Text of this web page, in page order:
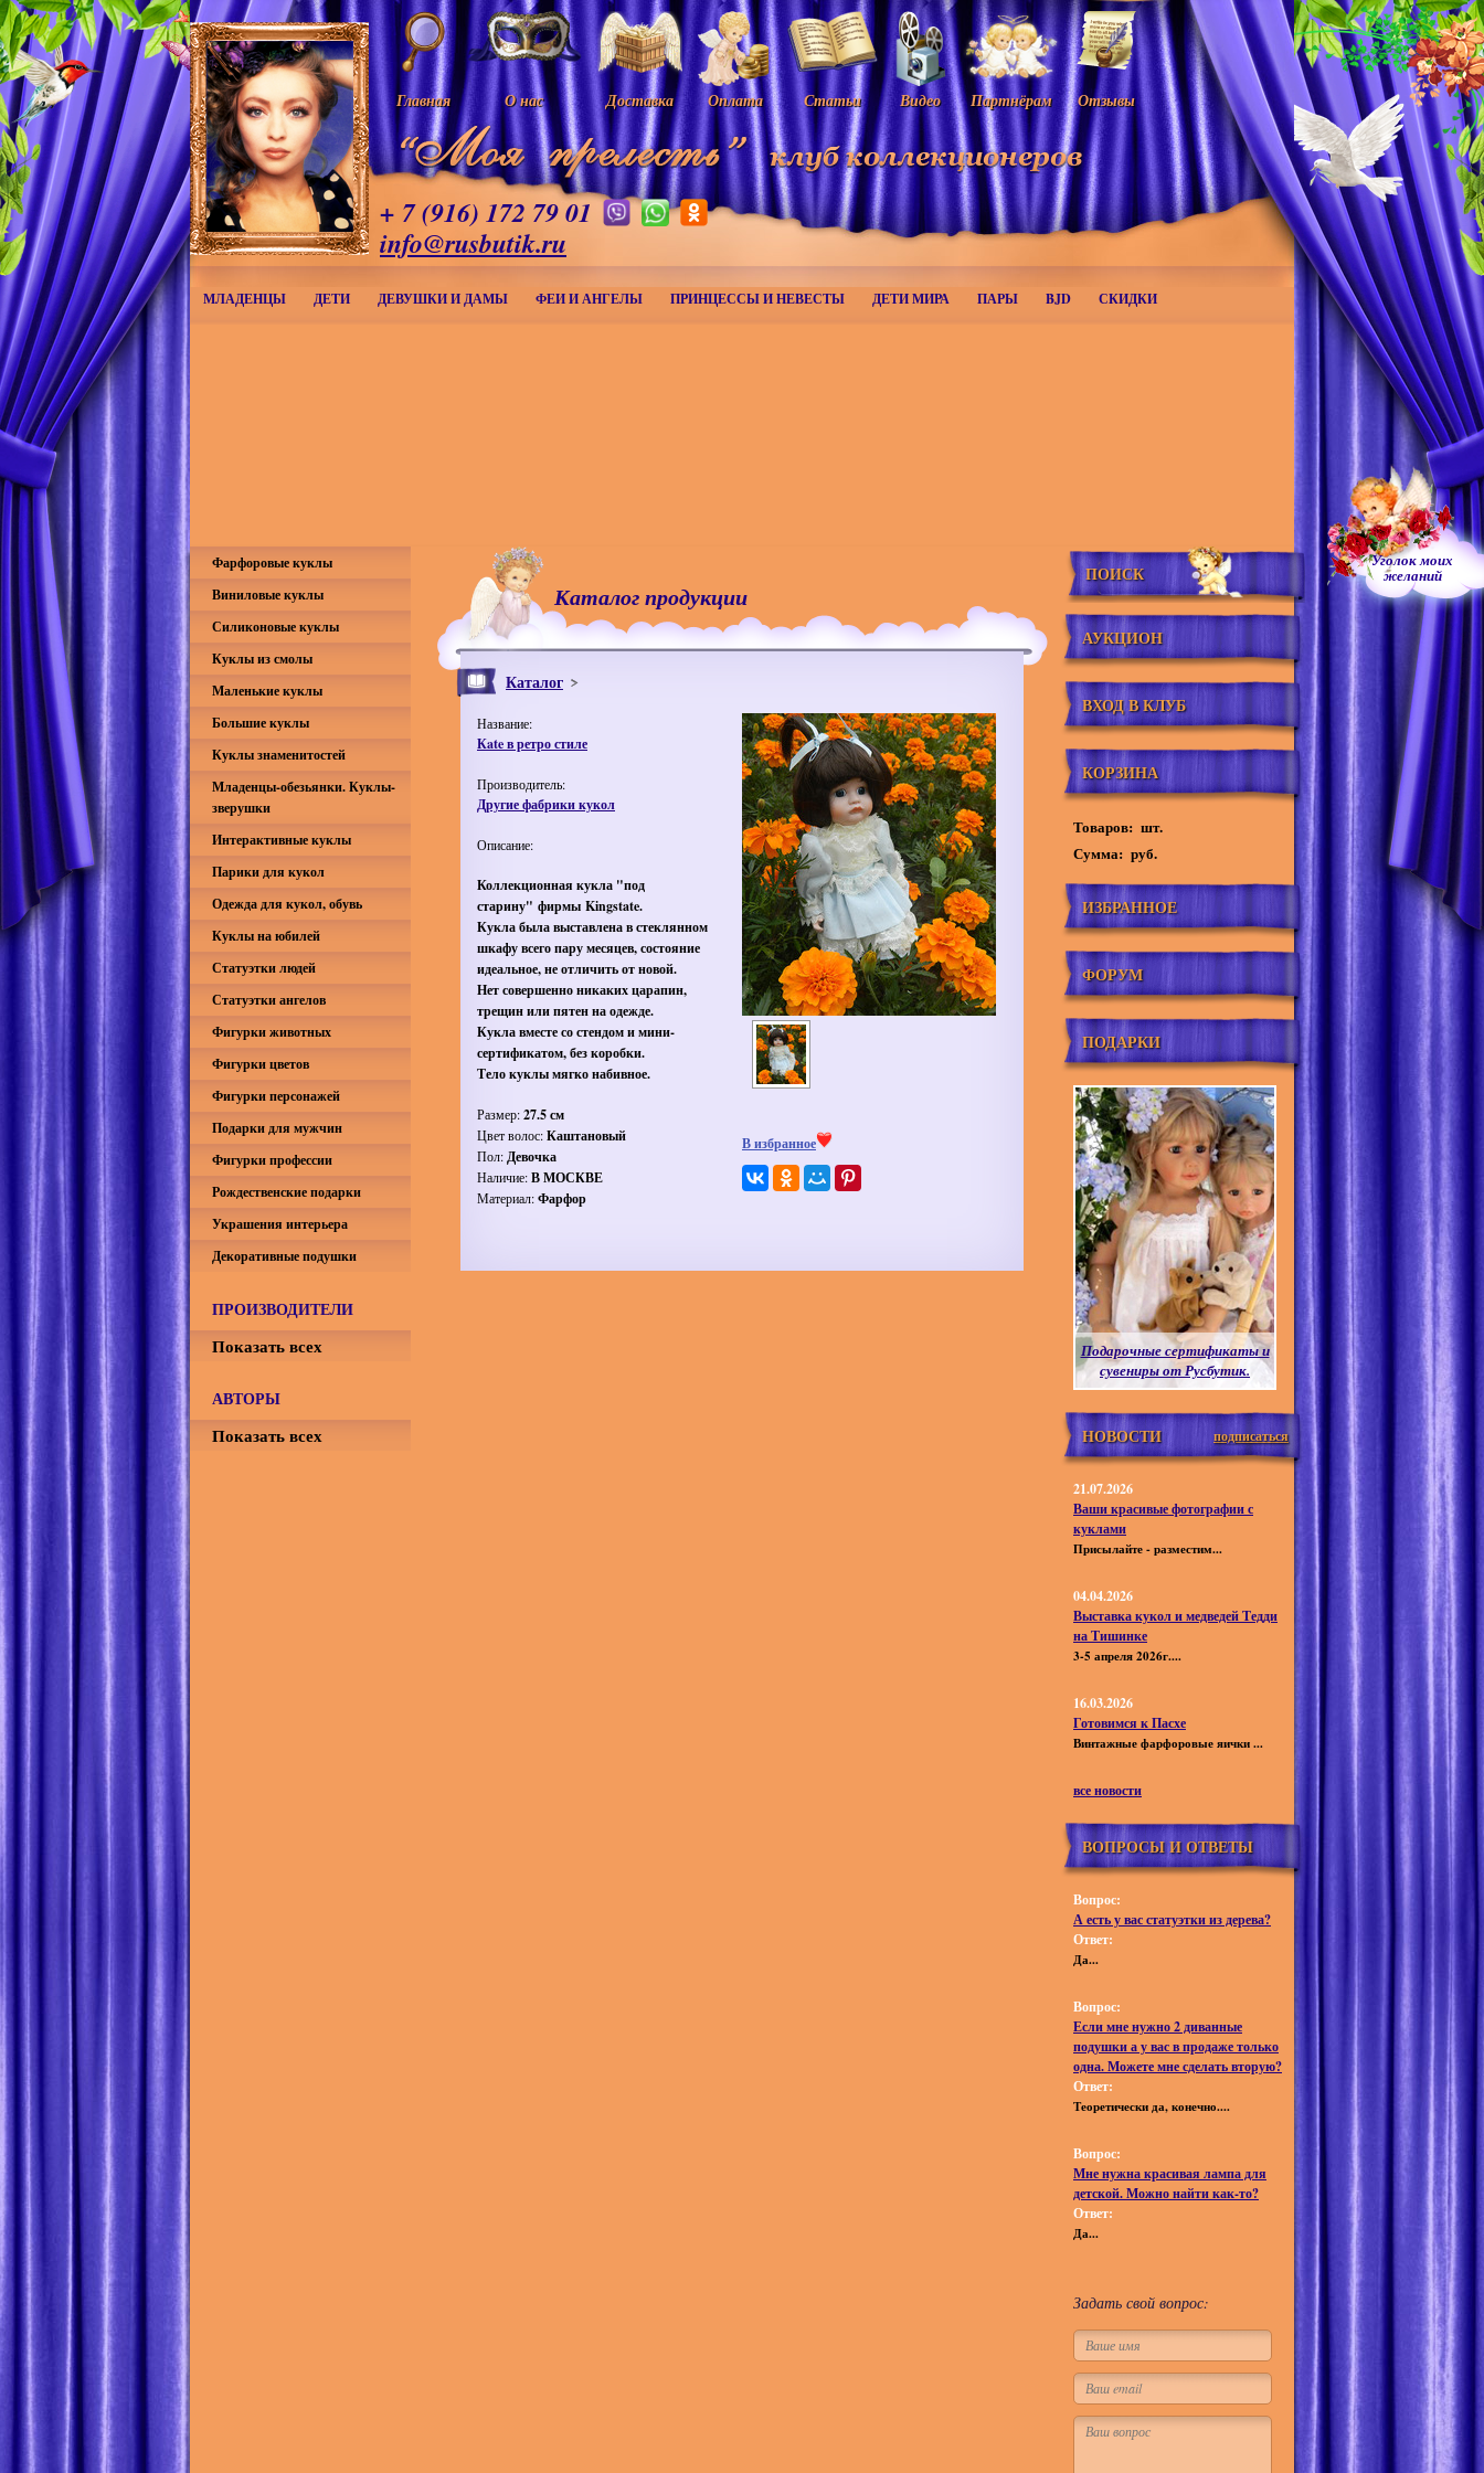
Главная О нас Доставка Оплата Статьи Видео Партнёрам Отзывы
+ 7 (916) 172 79 01
info@rusbutik.ru
МЛАДЕНЦЫ ДЕТИ ДЕВУШКИ И ДАМЫ ФЕИ И АНГЕЛЫ ПРИНЦЕССЫ И НЕВЕСТЫ ДЕТИ МИРА ПАРЫ BJD СКИДКИ
Уголок моих
желаний
Каталог продукции
Каталог
Название:
Кate в ретро стиле
Производитель:
Другие фабрики кукол
Описание:
Коллекционная кукла "под
старину" фирмы Kingstate.
Кукла была выставлена в стеклянном
шкафу всего пару месяцев, состояние
идеальное, не отличить от новой.
Нет совершенно никаких царапин,
трещин или пятен на одежде.
Кукла вместе со стендом и мини-
сертификатом, без коробки.
Тело куклы мягко набивное.
Размер:27.5 см
Цвет волос:Каштановый
Пол:Девочка
Наличие:В МОСКВЕ
Материал:Фарфор
В избранное
Фарфоровые куклы
Виниловые куклы
Силиконовые куклы
Куклы из смолы
Маленькие куклы
Большие куклы
Куклы знаменитостей
Младенцы-обезьянки. Куклы-
зверушки
Интерактивные куклы
Парики для кукол
Одежда для кукол, обувь
Куклы на юбилей
Статуэтки людей
Статуэтки ангелов
Фигурки животных
Фигурки цветов
Фигурки персонажей
Подарки для мужчин
Фигурки профессии
Рождественские подарки
Украшения интерьера
Декоративные подушки
ПРОИЗВОДИТЕЛИ
Показать всех
АВТОРЫ
Показать всех
ПОИСК
АУКЦИОН
ВХОД В КЛУБ
КОРЗИНА
Товаров: шт.
Сумма: руб.
ИЗБРАННОЕ
ФОРУМ
ПОДАРКИ
Подарочные сертификаты и
сувениры от Русбутик.
НОВОСТИ подписаться
21.07.2026
Ваши красивые фотографии с
куклами
Присылайте - разместим...
04.04.2026
Выставка кукол и медведей Тедди
на Тишинке
3-5 апреля 2026г....
16.03.2026
Готовимся к Пасхе
Винтажные фарфоровые яички ...
все новости
ВОПРОСЫ И ОТВЕТЫ
Вопрос:
А есть у вас статуэтки из дерева?
Ответ:
Да...
Вопрос:
Если мне нужно 2 диванные
подушки а у вас в продаже только
одна. Можете мне сделать вторую?
Ответ:
Теоретически да, конечно....
Вопрос:
Мне нужна красивая лампа для
детской. Можно найти как-то?
Ответ:
Да...
Задать свой вопрос: